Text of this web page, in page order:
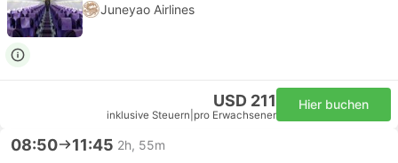
Juneyao Airlines
USD 211
inklusive Steuern pro Erwachsener
Hier buchen
08:50 11:45 2h, 55m